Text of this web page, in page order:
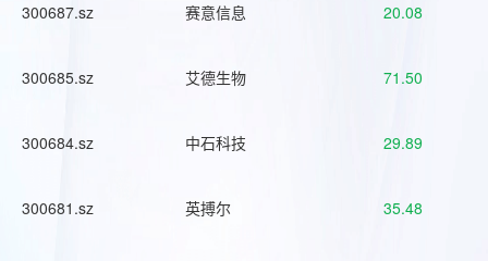
300687.sz 赛意信息 20.08
300685.sz 艾德生物 71.50
300684.sz 中石科技 29.89
300681.sz 英搏尔 35.48